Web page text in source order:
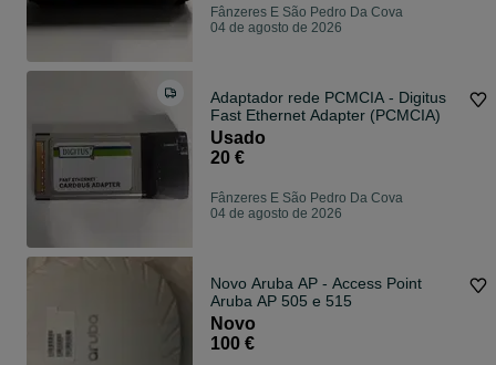
Fânzeres E São Pedro Da Cova
04 de agosto de 2026
Adaptador rede PCMCIA - Digitus
Fast Ethernet Adapter (PCMCIA)
Usado
20 €
Fânzeres E São Pedro Da Cova
04 de agosto de 2026
Novo Aruba AP - Access Point
Aruba AP 505 e 515
Novo
100 €